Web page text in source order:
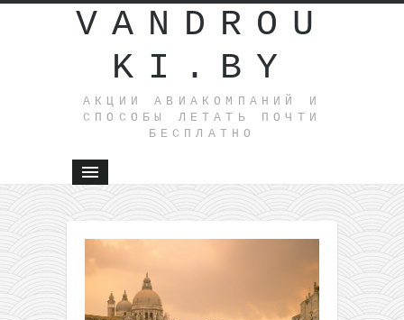
VANDROU
KI.BY
АКЦИИ АВИАКОМПАНИЙ И
СПОСОБЫ ЛЕТАТЬ ПОЧТИ
БЕСПЛАТНО
Ryanair: в
Осло из
за 22€